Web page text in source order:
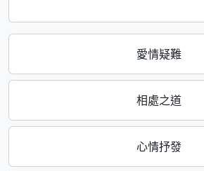
愛情疑難
相處之道
心情抒發